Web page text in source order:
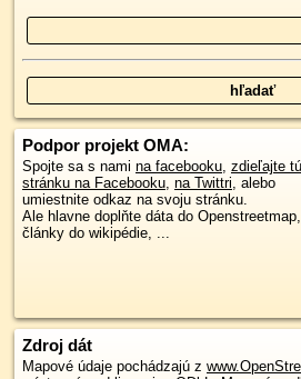
Podpor projekt OMA:
Spojte sa s nami na facebooku, zdieľajte
stránku na Facebooku, na Twittri, alebo
umiestnite odkaz na svoju stránku.
Ale hlavne doplňte dáta do Openstreetmap,
články do wikipédie, ...
Zdroj dát
Mapové údaje pochádzajú z